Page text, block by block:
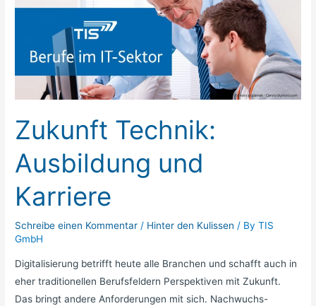
Zukunft Technik:
Ausbildung und
Karriere
Schreibe einen Kommentar / Hinter den Kulissen / ByTIS
GmbH
Digitalisierung betrifft heute alle Branchen und schafft auch in
eher traditionellen Berufsfeldern Perspektiven mit Zukunft.
Das bringt andere Anforderungen mit sich. Nachwuchs-
Ausbildung
Karriere